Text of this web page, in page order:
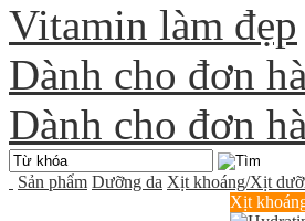
Vitamin làm đẹp
Dành cho đơn
Dành cho đơn
Sản phẩm Dưỡng da Xịt khoáng/Xịt
Xịt